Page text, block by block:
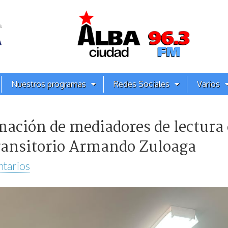
Nuestros programas Redes Sociales Varios
de mediadores de lectura
Armando Zuloaga